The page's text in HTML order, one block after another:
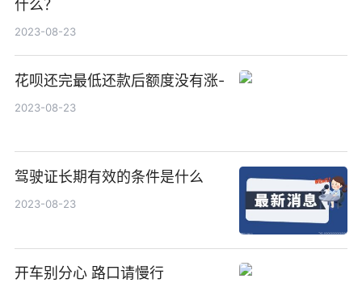
什么？
2023-08-23
花呗还完最低还款后额度没有涨-
2023-08-23
驾驶证长期有效的条件是什么
2023-08-23
开车别分心 路口请慢行